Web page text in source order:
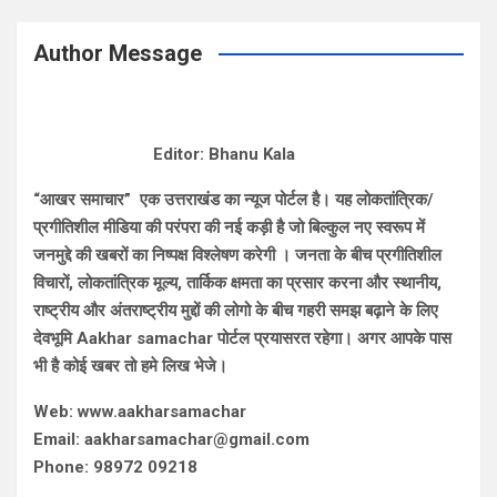
Author Message
Editor: Bhanu Kala
“आखर समाचार” एक उत्तराखंड का न्यूज पोर्टल है। यह लोकतांत्रिक/
प्रगीतिशील मीडिया की परंपरा की नई कड़ी है जो बिल्कुल नए स्वरूप में
जनमुद्दे की खबरों का निष्पक्ष विश्लेषण करेगी । जनता के बीच प्रगीतिशील
विचारों, लोकतांत्रिक मूल्य, तार्किक क्षमता का प्रसार करना और स्थानीय,
राष्ट्रीय और अंतराष्ट्रीय मुद्दों की लोगो के बीच गहरी समझ बढ़ाने के लिए
देवभूमि Aakhar samachar पोर्टल प्रयासरत रहेगा। अगर आपके पास
भी है कोई खबर तो हमे लिख भेजे।
Web: www.aakharsamachar
Email: aakharsamachar@gmail.com
Phone: 98972 09218